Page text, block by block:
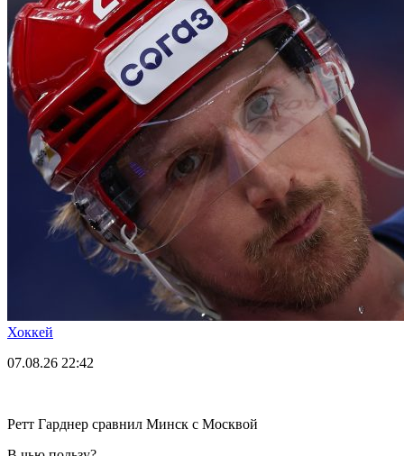
Хоккей
07.08.26 22:42
Ретт Гарднер сравнил Минск с Москвой